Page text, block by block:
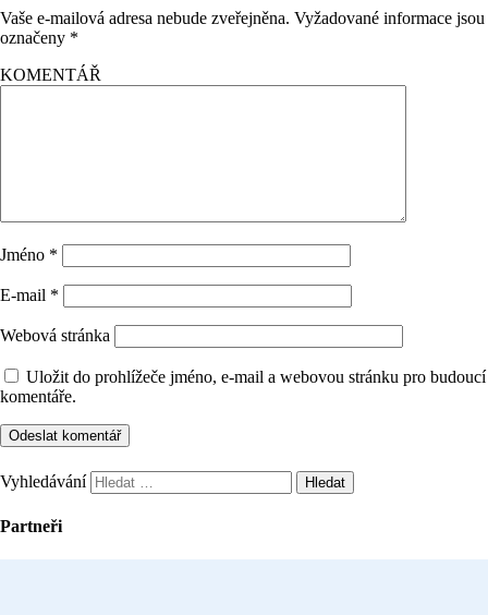
Vaše e-mailová adresa nebude zveřejněna. Vyžadované informace jsou
označeny *
KOMENTÁŘ
Jméno *
E-mail *
Webová stránka
Uložit do prohlížeče jméno, e-mail a webovou stránku pro budoucí
komentáře.
Vyhledávání
Partneři